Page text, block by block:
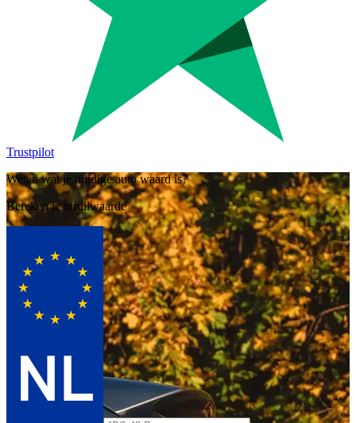
Trustpilot
Weten wat je huidige auto waard is?
Bereken je inruilwaarde